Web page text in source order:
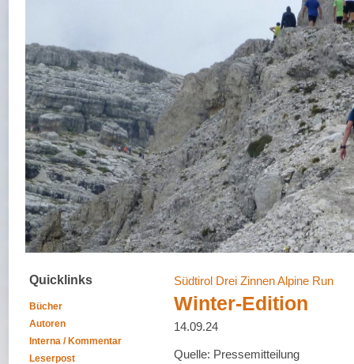
Quicklinks
Bücher
Autoren
Interna / Kommentar
Leserpost
Südtirol Drei Zinnen Alpine Run
Winter-Edition
14.09.24
Quelle: Pressemitteilung